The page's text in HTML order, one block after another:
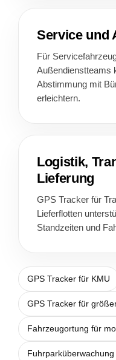
Service und
Für
Außendienstteams
Abstimmung mit
erleichtern.
Logistik,
Lieferung
GPS Tracker für
Lieferflotten
Standzeiten und
GPS Tracker für KMU
GPS Tracker für
Fahrzeugortung für